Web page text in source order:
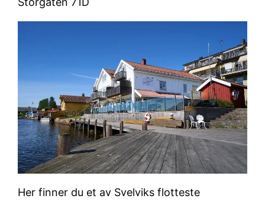
Her finner du et av Svelviks flotteste